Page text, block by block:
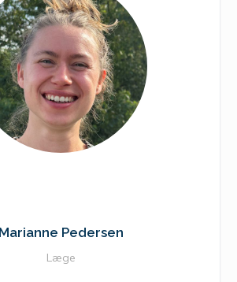
Marianne Pedersen
Læge